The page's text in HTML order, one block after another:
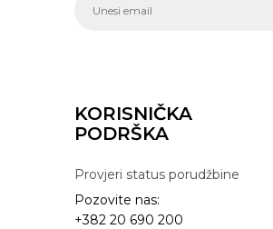
KORISNIČKA
PODRŠKA
Provjeri status porudžbine
Pozovite nas:
+382 20 690 200